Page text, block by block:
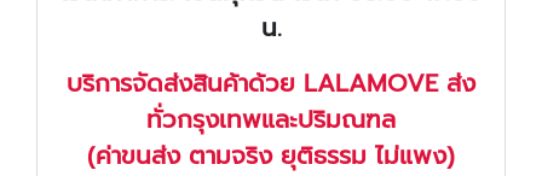
น.
บริการจัดส่งสินค้าด้วย LALAMOVE ส่ง
ทั่วกรุงเทพและปริมณฑล
(ค่าขนส่ง ตามจริง ยุติธรรม ไม่แพง)